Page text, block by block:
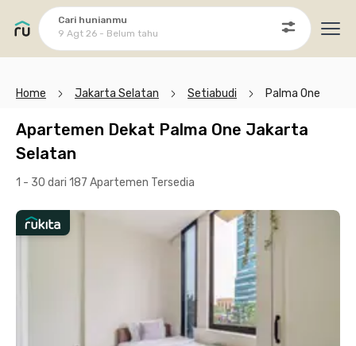
Cari hunianmu
9 Agt 26 - Belum tahu
Home Jakarta Selatan Setiabudi Palma One
Apartemen Dekat Palma One Jakarta
Selatan
1 - 30 dari 187 Apartemen Tersedia